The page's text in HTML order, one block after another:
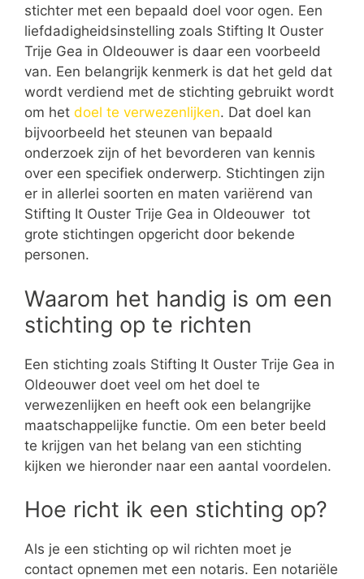
stichter met een bepaald doel voor ogen. Een
liefdadigheidsinstelling zoals Stifting It Ouster
Trije Gea in Oldeouwer is daar een voorbeeld
van. Een belangrijk kenmerk is dat het geld dat
wordt verdiend met de stichting gebruikt wordt
om het doel te verwezenlijken. Dat doel kan
bijvoorbeeld het steunen van bepaald
onderzoek zijn of het bevorderen van kennis
over een specifiek onderwerp. Stichtingen zijn
er in allerlei soorten en maten variërend van
Stifting It Ouster Trije Gea in Oldeouwer tot
grote stichtingen opgericht door bekende
personen.
Waarom het handig is om een
stichting op te richten
Een stichting zoals Stifting It Ouster Trije Gea in
Oldeouwer doet veel om het doel te
verwezenlijken en heeft ook een belangrijke
maatschappelijke functie. Om een beter beeld
te krijgen van het belang van een stichting
kijken we hieronder naar een aantal voordelen.
Hoe richt ik een stichting op?
Als je een stichting op wil richten moet je
contact opnemen met een notaris. Een notariële